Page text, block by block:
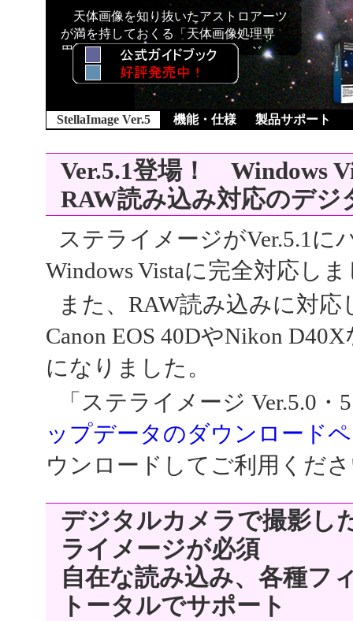
天体画像を知り抜いたアストロアーツ
が満を持しておくる「天体画像処理専
用」ソフトウェア「ステライメージ
Ver.5」
StellaImage Ver.5 機能・仕様 製品サポート
Ver.5.1登場！ Windows
RAW読み込み対応のデジ
ステライメージがVer.5.1に
Windows Vistaに完全対応し
また、RAW読み込みに対
Canon EOS 40DやNikon
になりました。
「ステライメージ Ver.5.0
ップデータのダウンロード
ウンロードしてご利用くだ
デジタルカメラで撮影し
ライメージが必須
自在な読み込み、各種フ
トータルでサポート